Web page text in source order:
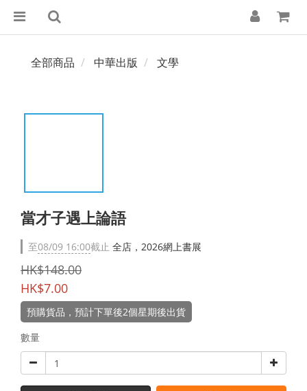
全部商品 中華出版 文學
當才子遇上論語
至08/09 16:00截止 全店，2026網上書展
HK$148.00
HK$7.00
預購貨品，預計下單後2個星期後出貨
數量